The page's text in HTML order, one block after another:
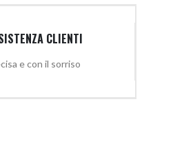
CLIENTI
e con il sorriso